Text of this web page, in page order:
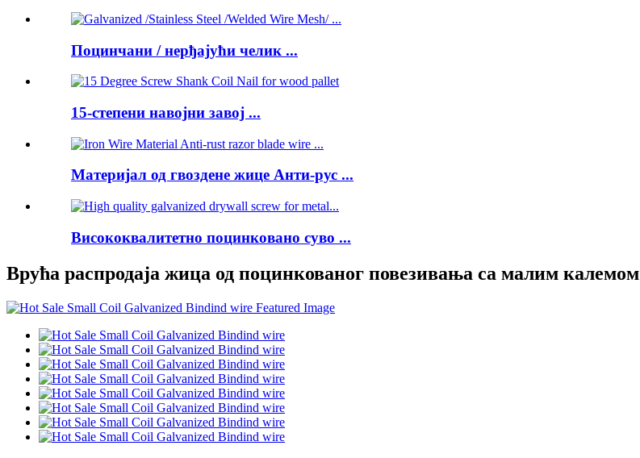
Поцинчани / нерђајући челик ...
15-степени навојни завој ...
Материјал од гвоздене жице Анти-рус ...
Висококвалитетно поцинковано суво ...
Врућа распродаја жица од поцинкованог повезивања са малим калемом